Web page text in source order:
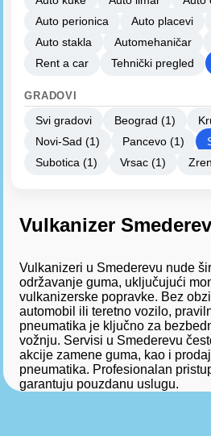
Auto perionica
Auto placevi
Auto stakla
Automehaničar
Rent a car
Tehnički pregled
GRADOVI
Svi gradovi Beograd (1)
Novi-Sad (1)
Pancevo (1)
Subotica (1)
Vrsac (1)
Vulkanizer
Vulkanizeri u Smederevu nude
održavanje guma, uključujući
vulkanizerske popravke. Bez
automobil ili teretno vozilo,
pneumatika je ključno za
vožnju. Servisi u Smederevu
akcije zamene guma, kao i
pneumatika. Profesionalan
garantuju pouzdanu uslugu.